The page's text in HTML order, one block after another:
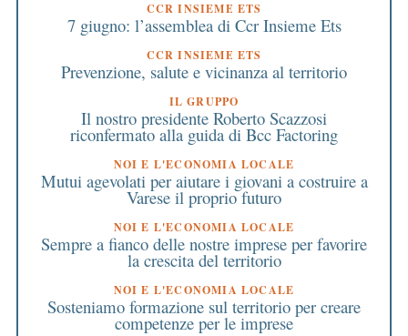
CCR INSIEME ETS
7 giugno: l’assemblea di Ccr Insieme Ets
CCR INSIEME ETS
Prevenzione, salute e vicinanza al territorio
IL GRUPPO
Il nostro presidente Roberto Scazzosi
riconfermato alla guida di Bcc Factoring
NOI E L'ECONOMIA LOCALE
Mutui agevolati per aiutare i giovani a costruire a
Varese il proprio futuro
NOI E L'ECONOMIA LOCALE
Sempre a fianco delle nostre imprese per favorire
la crescita del territorio
NOI E L'ECONOMIA LOCALE
Sosteniamo formazione sul territorio per creare
competenze per le imprese